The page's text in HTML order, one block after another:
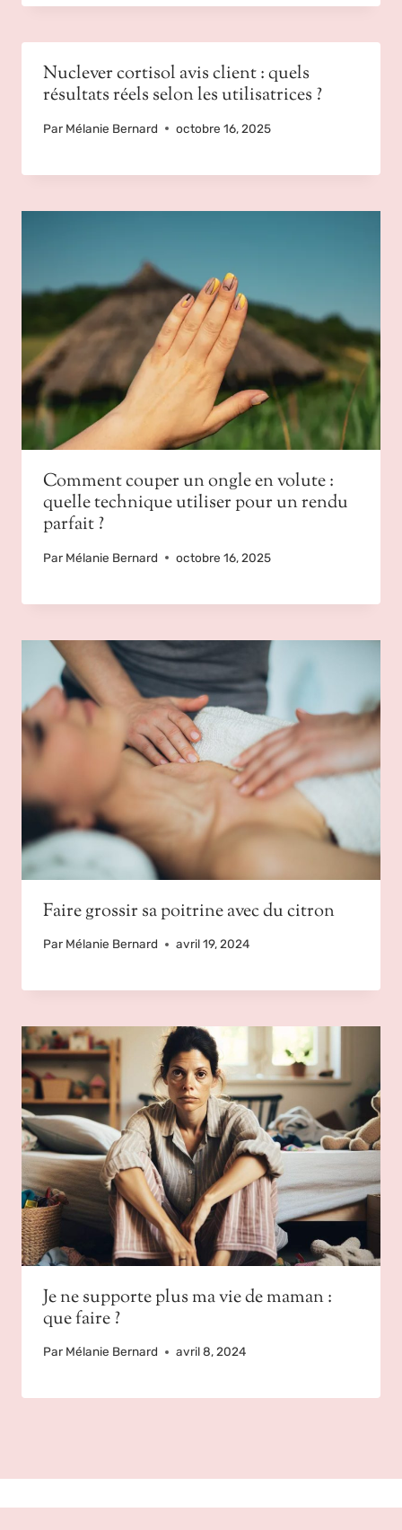
Nuclever cortisol avis client : quels
résultats réels selon les utilisatrices ?
Par Mélanie Bernard octobre 16, 2025
Comment couper un ongle en volute :
quelle technique utiliser pour un rendu
parfait ?
Par Mélanie Bernard octobre 16, 2025
Faire grossir sa poitrine avec du citron
Par Mélanie Bernard avril 19, 2024
Je ne supporte plus ma vie de maman :
que faire ?
Par Mélanie Bernard avril 8, 2024